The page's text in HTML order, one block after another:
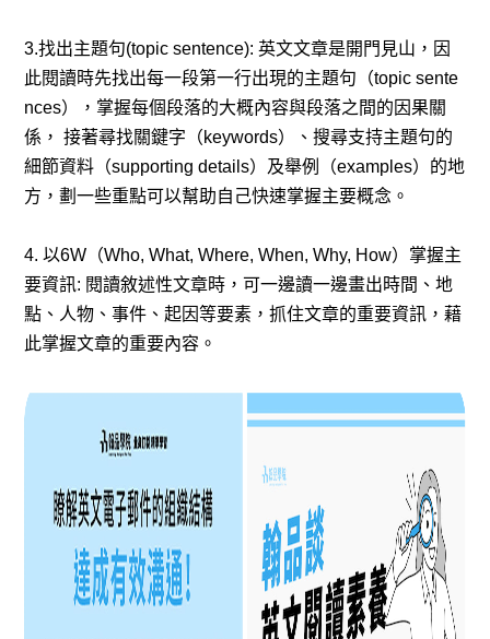
3.找出主題句(topic sentence): 英文文章是開門見山，因
此閱讀時先找出每一段第一行出現的主題句（topic sente
nces），掌握每個段落的大概內容與段落之間的因果關
係， 接著尋找關鍵字（keywords）、搜尋支持主題句的
細節資料（supporting details）及舉例（examples）的地
方，劃一些重點可以幫助自己快速掌握主要概念。
4. 以6W（Who, What, Where, When, Why, How）掌握主
要資訊: 閱讀敘述性文章時，可一邊讀一邊畫出時間、地
點、人物、事件、起因等要素，抓住文章的重要資訊，藉
此掌握文章的重要內容。